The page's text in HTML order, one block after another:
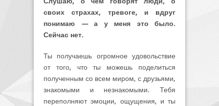
своих страхах, тревоге, и вдруг
понимаю —а у меня это было.
Сейчас нет.
Ты получаешь огромное удовольствие
от того, что ты можешь поделиться
полученным со всем миром, с друзьями,
знакомыми и незнакомыми. Тебя
переполняют эмоции, ощущения, и ты